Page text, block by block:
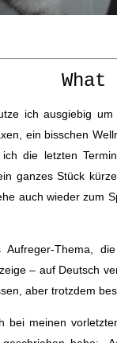
ich ausgiebig
ein bisschen
die letzten
ganzes Stück
auch wieder zum
Thema,
– auf Deutsch
aber trotzdem
bei meinen